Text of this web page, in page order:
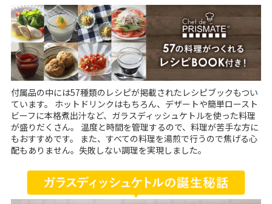
付属品の中には57種類のレシピが掲載されたレシピブックもつい
ています。 ホットドリンクはもちろん、デザートや簡単ロースト
ビーフに本格煮出汁など、ガラスディッシュケトルを使った料理
が盛りだくさん。 温度と時間を管理するので、料理が苦手な方に
もおすすめです。 また、すべての料理を湯煎で行うので焦げる心
配もありません。失敗しない調理を実現しました。